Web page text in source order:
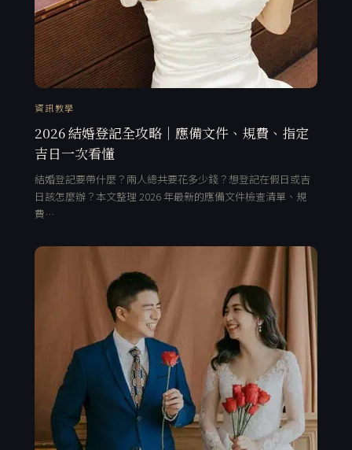
資訊教學
2026 結婚登記全攻略｜應備文件、規費、指定
吉日一次看懂
結婚登記要帶什麼？兩人總共要花多少錢？想登記在假日或吉
日該怎麼辦？本文整理 2026 年最新的應備文件檢查清單、規
費…